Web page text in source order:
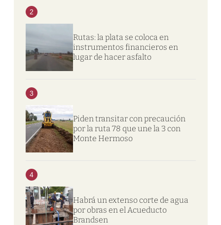
2
Rutas: la plata se coloca en
instrumentos financieros en
lugar de hacer asfalto
3
Piden transitar con precaución
por la ruta 78 que une la 3 con
Monte Hermoso
4
Habrá un extenso corte de agua
por obras en el Acueducto
Brandsen